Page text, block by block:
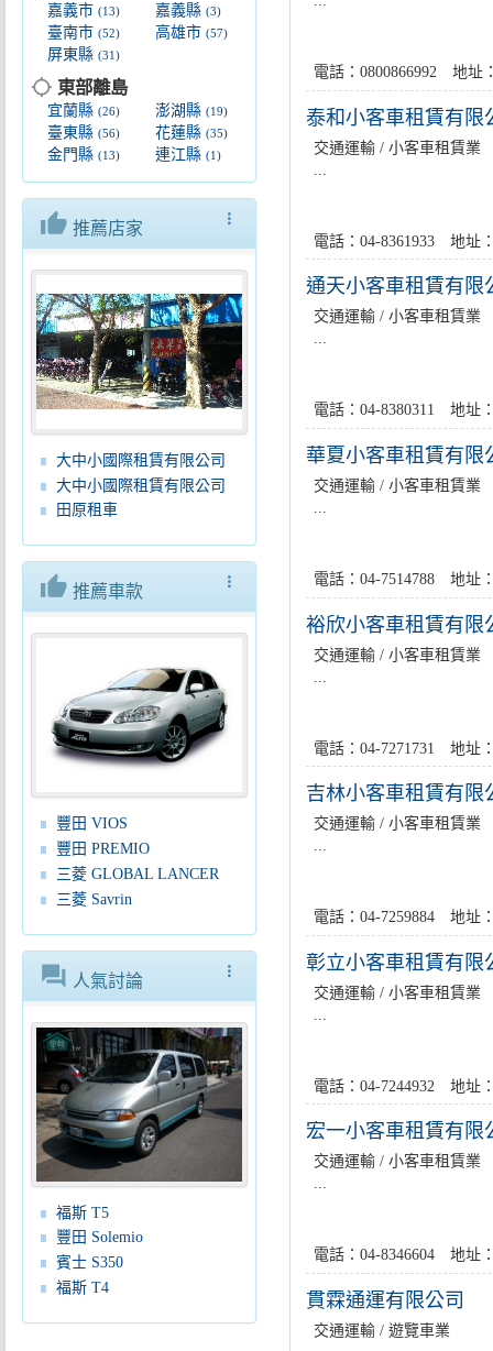
嘉義市 (13) 嘉義縣(3)
臺南市 (52) 高雄市(57)
屏東縣 (31)
location_searching 東部離島
宜蘭縣 (26) 澎湖縣(19)
臺東縣 (56) 花蓮縣(35)
金門縣 (13) 連江縣(1)
more_vert
thumb_up 推薦店家
大中小國際租賃有限公司
大中小國際租賃有限公司
田原租車
more_vert
thumb_up 推薦車款
豐田 VIOS
豐田 PREMIO
三菱 GLOBAL LANCER
三菱 Savrin
more_vert
forum 人氣討論
福斯 T5
豐田 Solemio
賓士 S350
福斯 T4
電話：0800866992 地址
泰和小客車租賃有限
交通運輸 / 小客車租賃業
電話：04-8361933 地址
通天小客車租賃有限
交通運輸 / 小客車租賃業
...
電話：04-8380311 地址
華夏小客車租賃有限
交通運輸 / 小客車租賃業
電話：04-7514788 地址
裕欣小客車租賃有限
交通運輸 / 小客車租賃業
電話：04-7271731 地址
吉林小客車租賃有限
交通運輸 / 小客車租賃業
...
電話：04-7259884 地址
彰立小客車租賃有限
交通運輸 / 小客車租賃業
電話：04-7244932 地址
宏一小客車租賃有限
交通運輸 / 小客車租賃業
...
電話：04-8346604 地址
貫霖通運有限公司
交通運輸 / 遊覽車業